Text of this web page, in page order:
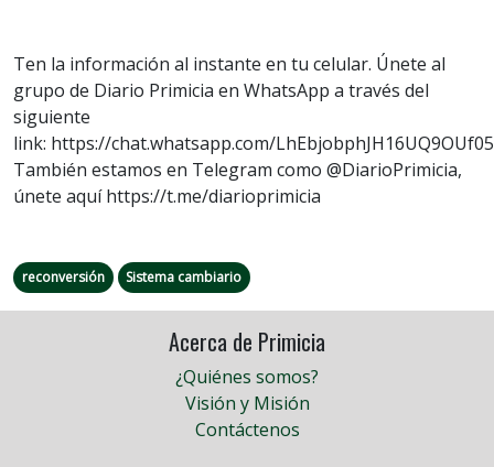
Ten la información al instante en tu celular. Únete al
grupo de Diario Primicia en WhatsApp a través del
siguiente
link: https://chat.whatsapp.com/
También estamos en Telegram como @DiarioPrimicia,
únete aquí https://t.me/diarioprimicia
reconversión Sistema cambiario
Acerca de Primicia
¿Quiénes somos?
Visión y Misión
Contáctenos